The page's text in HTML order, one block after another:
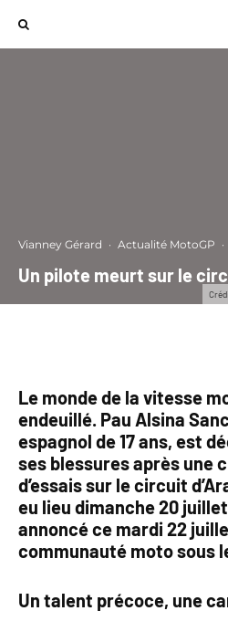
Vianney Gérard · Actualité MotoGP ·
Un pilote meurt sur le
Le monde de la vitesse
endeuillé. Pau Alsina
espagnol de 17 ans, est
ses blessures après une
d’essais sur le circuit
eu lieu dimanche 20
annoncé ce mardi 22
communauté moto sous
Un talent précoce, une